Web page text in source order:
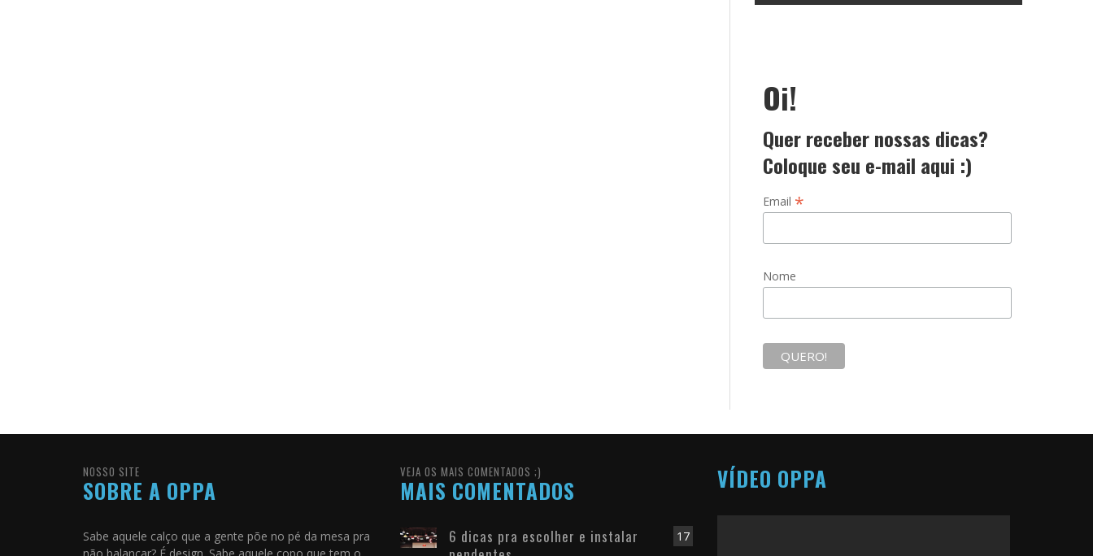
Oi!
Quer receber nossas dicas?
Coloque seu e-mail aqui :)
Email *
Nome
NOSSO SITE
SOBRE A OPPA
Sabe aquele calço que a gente põe no pé da mesa pra
VEJA OS MAIS COMENTADOS ;)
MAIS COMENTADOS
17
6 dicas pra escolher e instalar
VÍDEO OPPA